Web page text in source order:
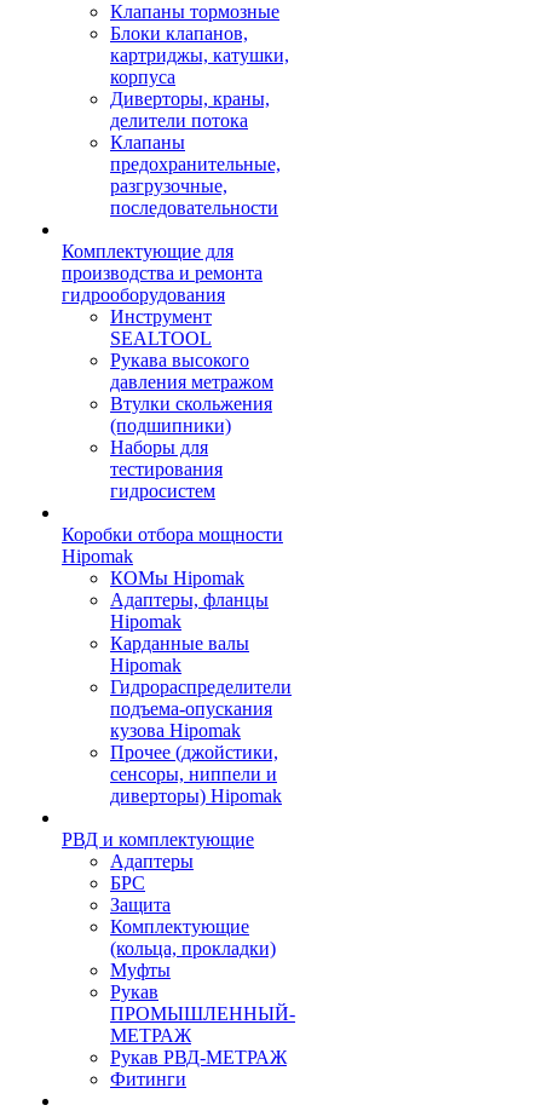
Клапаны тормозные
Блоки клапанов,
картриджы, катушки,
корпуса
Диверторы, краны,
делители потока
Клапаны
предохранительные,
разгрузочные,
последовательности
Комплектующие для
производства и ремонта
гидрооборудования
Инструмент
SEALTOOL
Рукава высокого
давления метражом
Втулки скольжения
(подшипники)
Наборы для
тестирования
гидросистем
Коробки отбора мощности
Hipomak
КОМы Hipomak
Адаптеры, фланцы
Hipomak
Карданные валы
Hipomak
Гидрораспределители
подъема-опускания
кузова Hipomak
Прочее (джойстики,
сенсоры, ниппели и
диверторы) Hipomak
РВД и комплектующие
Адаптеры
БРС
Защита
Комплектующие
(кольца, прокладки)
Муфты
Рукав
ПРОМЫШЛЕННЫЙ-
МЕТРАЖ
Рукав РВД-МЕТРАЖ
Фитинги